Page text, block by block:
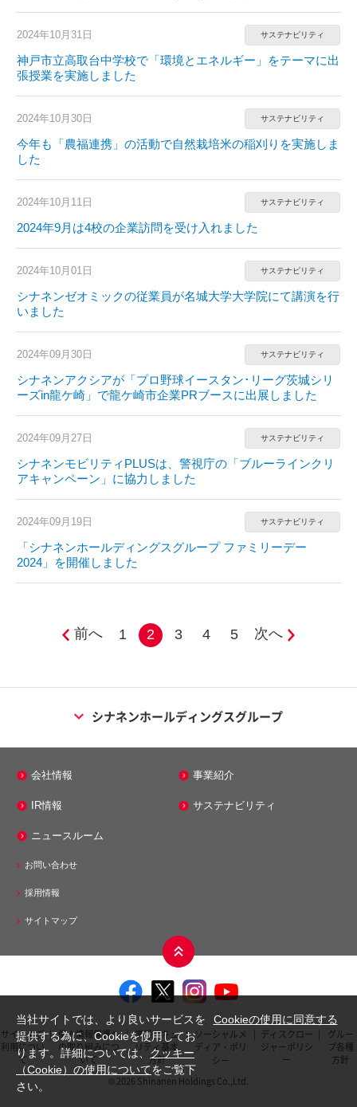
2024年10月31日 サステナビリティ
神戸市立高取台中学校で「環境とエネルギー」をテーマに出
張授業を実施しました
2024年10月30日 サステナビリティ
今年も「農福連携」の活動で自然栽培米の稲刈りを実施しま
した
2024年10月11日 サステナビリティ
2024年9月は4校の企業訪問を受け入れました
2024年10月01日 サステナビリティ
シナネンゼオミックの従業員が名城大学大学院にて講演を行
いました
2024年09月30日 サステナビリティ
シナネンアクシアが「プロ野球イースタン･リーグ茨城シリ
ーズin龍ケ崎」で龍ケ崎市企業PRブースに出展しました
2024年09月27日 サステナビリティ
シナネンモビリティPLUSは、警視庁の「ブルーラインクリ
アキャンペーン」に協力しました
2024年09月19日 サステナビリティ
「シナネンホールディングスグループ ファミリーデー
2024」を開催しました
前へ 1 2 3 4 5 次へ
シナネンホールディングスグループ
エネルギー事業
株式会社ミノス
シナネンサイクル株式会社
シナネンモビリティPLUS株式会社
その他事業
株式会社シナネンゼオミック
会社情報 事業紹介
IR情報 サステナビリティ
ニュースルーム
お問い合わせ
採用情報
サイトマップ
サイトのご
利用につい
て
| 個人情報保護へ
の取り組みにつ
いて
| 情報セキュ
リティ基本
方針
| ソーシャルメ
ディア・ポリ
シー
| ディスクロー
ジャーポリシ
ー
|
グルー
プ各種
方針
© 2026 Shinanen Holdings Co.,Ltd.
Cookieの使用に同意する
当社サイトでは、より良いサービスを
提供する為に、Cookieを使用してお
ります。詳細については、クッキー
（Cookie）の使用についてをご覧下
さい。